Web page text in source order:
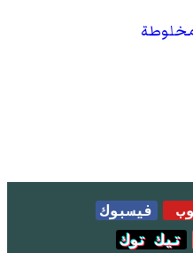
مخلوطة
فيسبوك
تيك توك